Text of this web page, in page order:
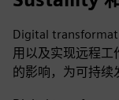
Digital
用以及实现远程工
的影响，为可持续